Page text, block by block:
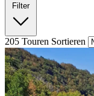
Filter
205 Touren Sortieren